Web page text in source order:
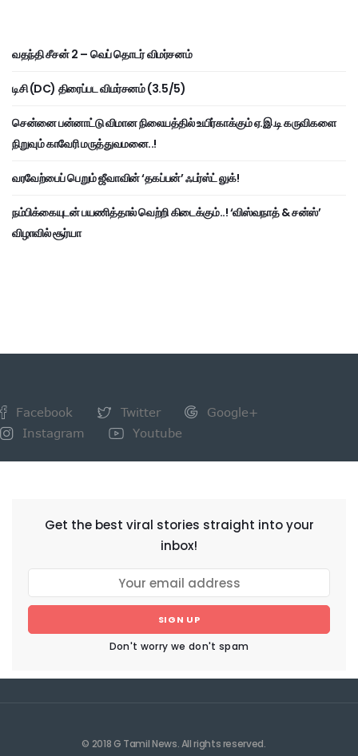
வதந்தி சீசன் 2 – வெப் தொடர் விமர்சனம்
டிசி (DC) திரைப்பட விமர்சனம் (3.5/5)
சென்னை பன்னாட்டு விமான நிலையத்தில் உயிர்காக்கும் ஏ.இ.டி கருவிகளை
நிறுவும் காவேரி மருத்துவமனை..!
வரவேற்பைப் பெறும் ஜீவாவின் ‘தகப்பன்’ ஃபர்ஸ்ட் லுக்!
நம்பிக்கையுடன் பயணித்தால் வெற்றி கிடைக்கும்..! ‘விஸ்வநாத் & சன்ஸ்’
விழாவில் சூர்யா
Facebook Twitter
Google+
Instagram
Youtube
Get the best viral stories straight into your
inbox!
SIGN UP
Don't worry we don't spam
© 2018 G Tamil News. All rights reserved.